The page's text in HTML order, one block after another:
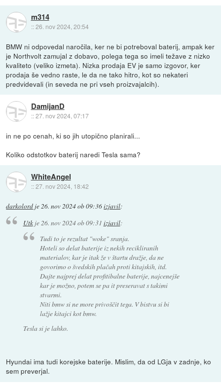
m314
::26. nov 2024, 20:54
BMW ni odpovedal naročila, ker ne bi potreboval baterij, ampak ker
je Northvolt zamujal z dobavo, polega tega so imeli težave z nizko
kvaliteto (veliko izmeta). Nizka prodaja EV je samo izgovor, ker
prodaja še vedno raste, le da ne tako hitro, kot so nekateri
predvidevali (in seveda ne pri vseh proizvajalcih).
DamijanD
::27. nov 2024, 07:17
in ne po cenah, ki so jih utopično planirali...
Koliko odstotkov baterij naredi Tesla sama?
WhiteAngel
::27. nov 2024, 18:42
darkolord je26. nov 2024 ob 09:36izjavil:
Utkje 26. nov 2024 ob 09:31 izjavil:
Tudi to je rezultat "woke" sranja.
Hoteli so delat baterije iz nekih recikliranih
materialov, kar je itak že v štartu dražje, da ne
govorimo o švedskih plačah proti kitajskih, itd.
Dajte najprej delat profitibalne baterije, najcenejše
kar je možno, potem se pa it preseravat s takimi
stvarmi.
Niti bmw si ne more privoščit tega. V bistvu si bi
lažje kitajci kot bmw.
Tesla si je lahko.
Hyundai ima tudi korejske baterije. Mislim, da od LGja v zadnje, ko
sem preverjal.